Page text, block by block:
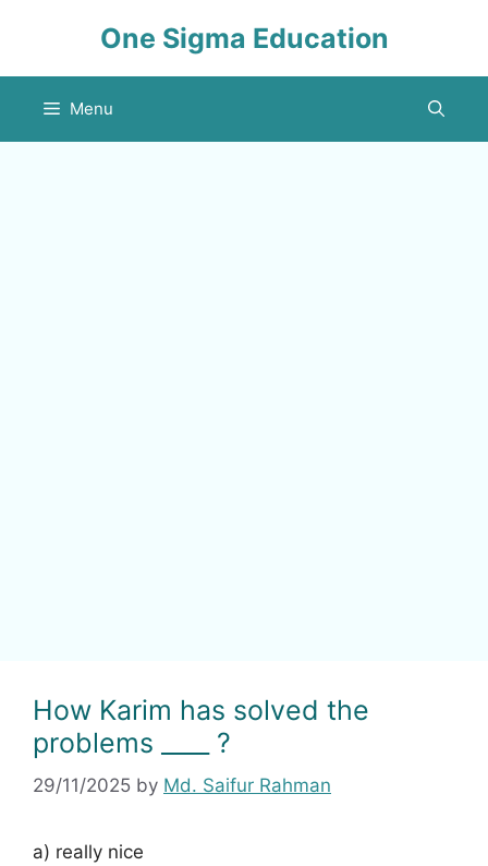
One Sigma Education
Menu
How Karim has solved the
problems ____ ?
29/11/2025 by Md. Saifur Rahman
a) really nice